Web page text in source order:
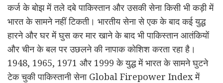
कर्ज के बोझ में तले दबे पाकिस्तान और उसकी सेना किसी भी कड़ी में
भारत के सामने नहीं टिकती। भारतीय सेना से एक के बाद कई युद्ध
हारने और घर में घुस कर मार खाने के बाद भी पाकिस्तान आतंकियों
और चीन के बल पर उछलने की नापाक कोशिश करता रहा है।
1948, 1965, 1971 और 1999 के युद्ध में भारत के सामने घुटने
टेक चुकी पाकिस्तानी सेना Global Firepower Index में